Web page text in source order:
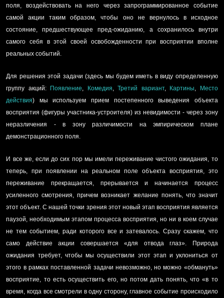
поля, воздействовать на него через запрограммированное событие
самой акции таким образом, чтобы оно не вернулось в исходное
состояние, предшествующее пред-ожиданию, а сохранилось внутри
самого себя в этой своей освобожденности при восприятии вполне
реальных событий.
Для решения этой задачи (здесь мы будем иметь в виду определенную
группу акций:
Появление, Комедия,Третий вариант, Картины,
Место
действия) мы используем прием постепенного выведения объекта
восприятия (фигуры участника-устроителя) из невидимости - через зону
неразличения - в зону различимости на эмпирическом плане
демонстрационного поля.
И все же, если до сих пор мы имели переживание чистого ожидания, то
теперь, при появлении на реальном поле объекта восприятия, это
переживание прекращается, прерывается и начинается процесс
усиленного смотрения, причем возникает желание понять, что значит
этот объект. С нашей точки зрения этот новый этап восприятия является
паузой, необходимым этапом процесса восприятия, но ни в коем случае
не тем событием, ради которого все и затевалось. Сразу скажем, что
само действие акции совершается «для отвода глаз». Природа
ожидания требует, чтобы мы осуществили этот этап и уклониться от
этого в рамках поставленной задачи невозможно, но можно «обмануть»
восприятие, то есть осуществить его, но потом дать понять, что «в то
время, когда все смотрели в одну сторону, главное событие происходило